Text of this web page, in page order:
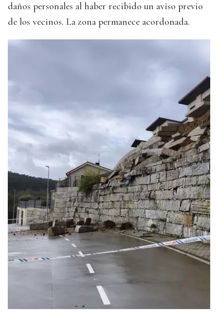
daños personales al haber recibido un aviso previo
de los vecinos. La zona permanece acordonada.